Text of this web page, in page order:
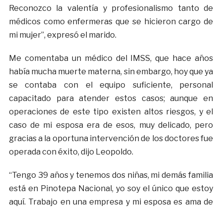
Reconozco la valentía y profesionalismo tanto de
médicos como enfermeras que se hicieron cargo de
mi mujer”, expresó el marido.
Me comentaba un médico del IMSS, que hace años
había mucha muerte materna, sin embargo, hoy que ya
se contaba con el equipo suficiente, personal
capacitado para atender estos casos; aunque en
operaciones de este tipo existen altos riesgos, y el
caso de mi esposa era de esos, muy delicado, pero
gracias a la oportuna intervención de los doctores fue
operada con éxito, dijo Leopoldo.
“Tengo 39 años y tenemos dos niñas, mi demás familia
está en Pinotepa Nacional, yo soy el único que estoy
aquí. Trabajo en una empresa y mi esposa es ama de